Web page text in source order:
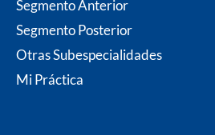
o
o
k
m
Segmento Anterior
Segmento Posterior
Otras Subespecialidades
Mi Práctica